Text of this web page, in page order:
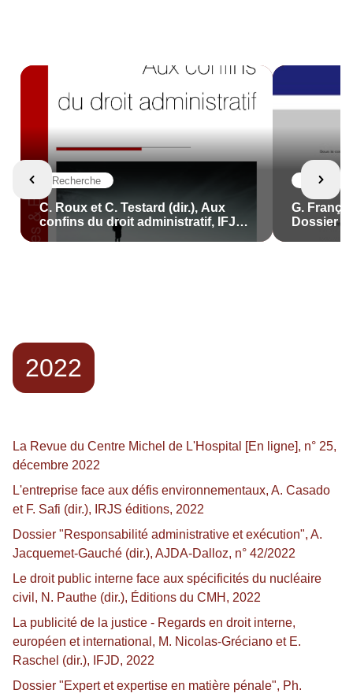
Recherche
C. Roux et C. Testard (dir.), Aux
confins du droit administratif, IFJD,
2023, 276 p.
Recherche
G.
Dossier :
2022
La Revue du Centre Michel de L'Hospital [En ligne], n° 25,
décembre 2022
L'entreprise face aux défis environnementaux, A. Casado
et F. Safi (dir.), IRJS éditions, 2022
Dossier "Responsabilité administrative et exécution", A.
Jacquemet-Gauché (dir.), AJDA-Dalloz, n° 42/2022
Le droit public interne face aux spécificités du nucléaire
civil, N. Pauthe (dir.), Éditions du CMH, 2022
La publicité de la justice - Regards en droit interne,
européen et international, M. Nicolas-Gréciano et E.
Raschel (dir.), IFJD, 2022
Dossier "Expert et expertise en matière pénale", Ph.